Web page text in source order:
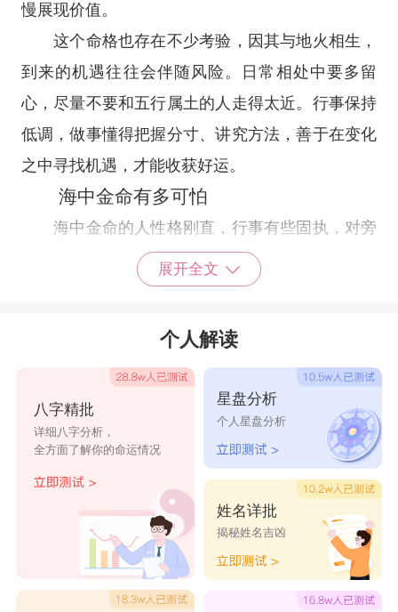
慢展现价值。
这个命格也存在不少考验，因其与地火相生，
到来的机遇往往会伴随风险。日常相处中要多留
心，尽量不要和五行属土的人走得太近。行事保持
低调，做事懂得把握分寸、讲究方法，善于在变化
之中寻找机遇，才能收获好运。
海中金命有多可怕
海中金命的人性格刚直，行事有些固执，对旁
人始终抱有防备心，不会轻易信任他人。他们性格
内敛腼腆，本身很有才华，却不擅长主动表现。这
所以常常错过不少好机会。他们很需要身边人的帮
助与指点，找到合适的方式展现自身能力，才能充
分发挥才干，不至于被埋没。
1985年海中金命缺什么
1985年属牛的海中金命人，五行当中金气不
足，这会直接影响到财运。生活里容易在理财方面
感到吃力，也会间接影响日常的生活状态。五行里
金象征着财富与地位，金元素欠缺，还会让人遇事
拿不定主意，行事优柔寡断，最终错失诸多良机。
展开全文
个人解读
八字精批
详细八字分析，
全方面了解你的命运情况
星盘分析
个人星盘分析
姓名详批
揭秘姓名吉凶